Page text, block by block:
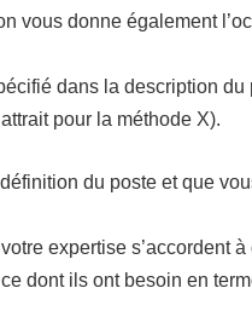
vous donne également
dans la description
pour la méthode X).
du poste et que
expertise s’accordent
dont ils ont besoin en